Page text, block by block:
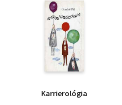
Karrierológia